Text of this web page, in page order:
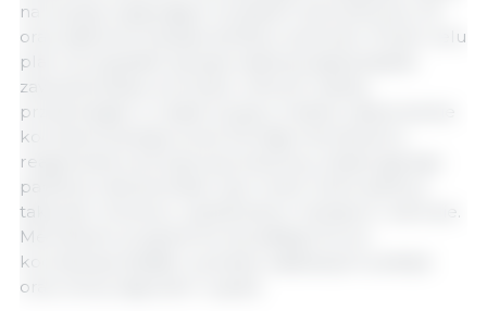
na kryzysy wpływające na system żywnościowy UE
oraz zapewnić bezpieczeństwo żywności. W tym celu
plan na wypadek sytuacji nadzwyczajnej będzie
zawierał zestaw procedur, których należy
przestrzegać w czasie kryzysu, a także ustanowienie
koordynowanego przez Komisję mechanizmu
reagowania na kryzys żywnościowy, obejmującego
państwa członkowskie i być może różne sektory,
takie jak rolnictwo, rybołówstwo, transport i zdrowie.
Mechanizm przyjmie formę stałego forum
koordynacji działań, wymiany najlepszych praktyk
oraz oceny zagrożeń i ryzyka.